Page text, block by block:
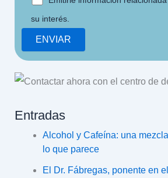
su interés.
Entradas
Alcohol y Cafeína: una
lo que parece
El Dr. Fábregas, ponente en